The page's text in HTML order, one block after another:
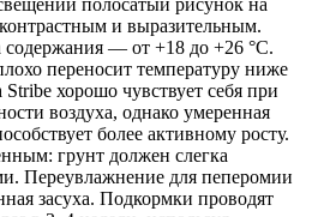
и выразительным.
содержания — от +18 до +26 °C.
переносит температуру ниже
хорошо чувствует себя при
воздуха, однако умеренная
более активному росту.
грунт должен слегка
Переувлажнение для пеперомии
засуха. Подкормки проводят